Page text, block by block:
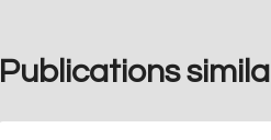
Publications